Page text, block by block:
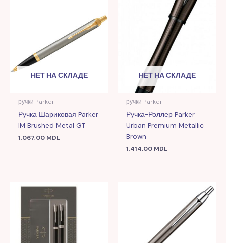
НЕТ НА СКЛАДЕ
ручки Parker
Ручка Шариковая Parker
IM Brushed Metal GT
1.067,00 MDL
НЕТ НА СКЛАДЕ
ручки Parker
Ручка-Роллер Parker
Urban Premium Metallic
Brown
1.414,00 MDL